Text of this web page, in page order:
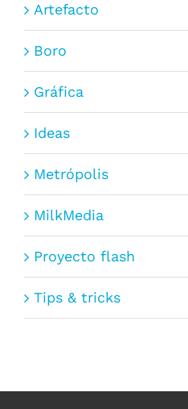
Artefacto
Boro
Gráfica
Ideas
Metrópolis
MilkMedia
Proyecto flash
Tips & tricks